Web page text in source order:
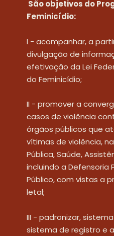
Feminicídio:
I - acompanhar, a
divulgação de
efetivação da Lei
do Feminicídio;
II - promover a
casos de violência
órgãos públicos que
vítimas de violência,
Pública, Saúde,
incluindo a Defensoria
Público, com vistas a
letal;
III - padronizar,
sistema de registro e